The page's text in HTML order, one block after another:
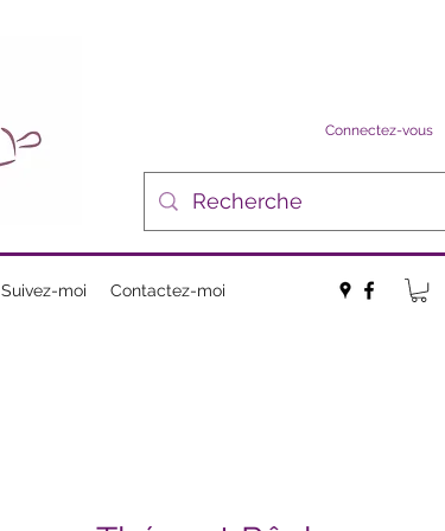
Connectez-vous
Suivez-moi Contactez-moi